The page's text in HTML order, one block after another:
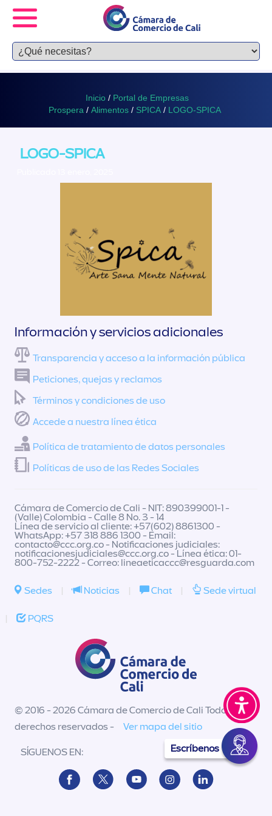
Inicio / Portal de Empresas
Prospera / Alimentos / SPICA / LOGO-SPICA
LOGO-SPICA
Escríbenos
Información y servicios adicionales
Transparencia y acceso a la información pública
Peticiones, quejas y reclamos
Términos y condiciones de uso
Accede a nuestra línea ética
Política de tratamiento de datos personales
Políticas de uso de las Redes Sociales
Cámara de Comercio de Cali - NIT: 890399001-1 -
(Valle) Colombia - Calle 8 No. 3 - 14
Línea de servicio al cliente: +57(602) 8861300 -
WhatsApp: +57 318 886 1300 - Email:
contacto@ccc.org.co- Notificaciones judiciales:
notificacionesjudiciales@ccc.org.co- Línea ética: 01-
800-752-2222 - Correo: lineaeticaccc@resguarda.com
Sedes | Noticias | Chat | Sede virtual
| PQRS
© 2016 - 2026 Cámara de Comercio de Cali Todos los
derechos reservados -
Ver mapa del sitio
SÍGUENOS EN: